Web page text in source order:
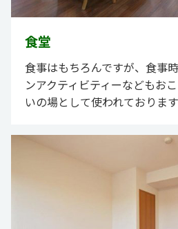
食堂
食事はもちろんですが、食事
ンアクティビティーなどもお
いの場として使われております